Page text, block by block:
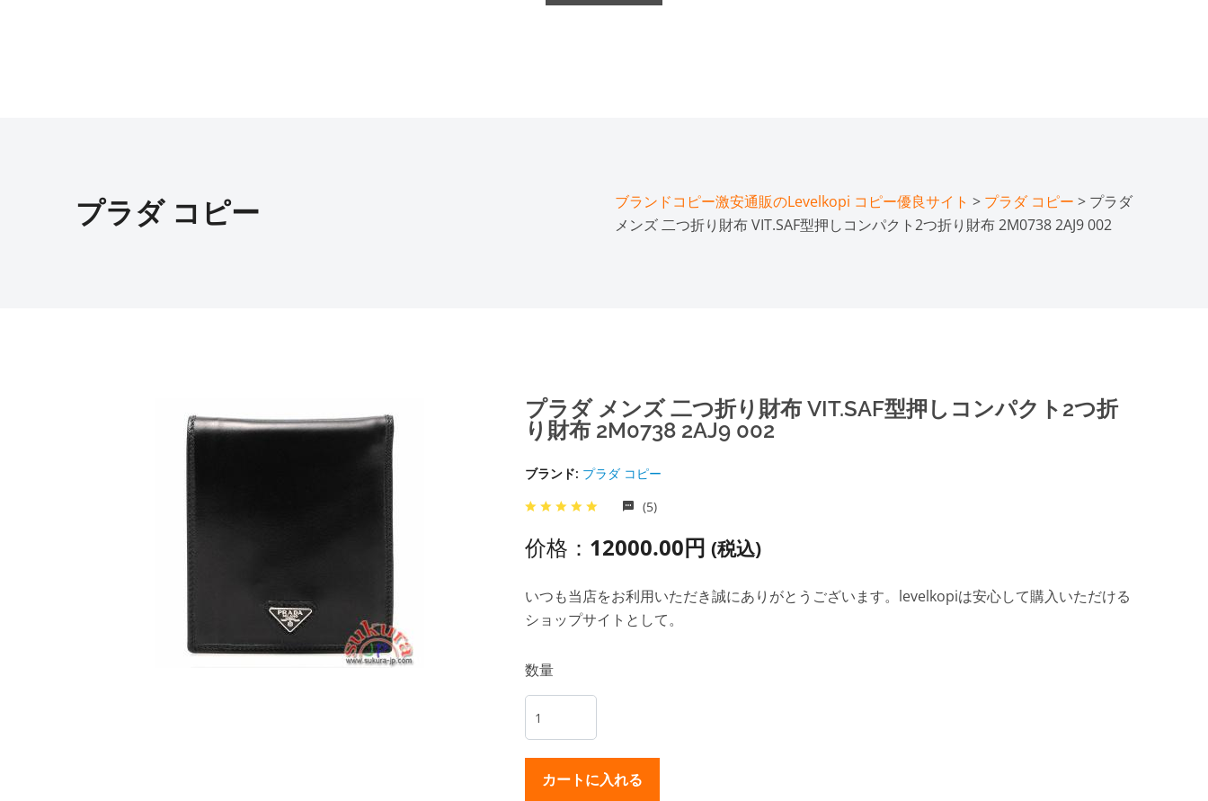
プラダ コピー ブランドコピー激安通販のLevelkopi コピー優良サイト > プラダ コピー > プラダ
メンズ 二つ折り財布 VIT.SAF型押しコンパクト2つ折り財布 2M0738 2AJ9 002
プラダ メンズ 二つ折り財布 VIT.SAF型押しコンパクト2つ折
り財布 2M0738 2AJ9 002
ブランド: プラダ コピー
(5)
价格： 12000.00円 (税込)
いつも当店をお利用いただき誠にありがとうございます。levelkopiは安心して購入いただける
ショップサイトとして。
数量